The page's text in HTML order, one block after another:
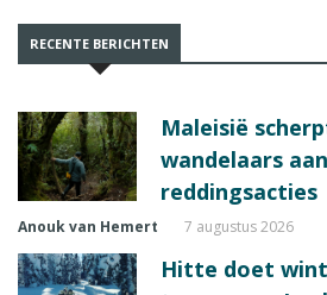
RECENTE BERICHTEN
Maleisië
wandelaars
reddingsacties
Anouk van Hemert 7 augustus 2026
Hitte doet